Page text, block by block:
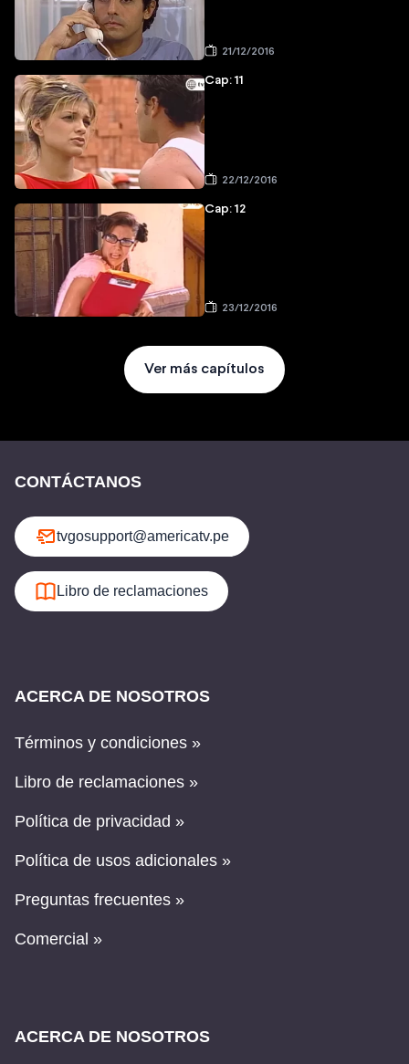
21/12/2016
Cap: 11
22/12/2016
Cap: 12
23/12/2016
Ver más capítulos
CONTÁCTANOS
tvgosupport@americatv.pe
Libro de reclamaciones
ACERCA DE NOSOTROS
Términos y condiciones »
Libro de reclamaciones »
Política de privacidad »
Política de usos adicionales »
Preguntas frecuentes »
Comercial »
ACERCA DE NOSOTROS